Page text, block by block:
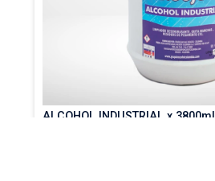
ALCOHOL INDUSTRIAL x 3800ml